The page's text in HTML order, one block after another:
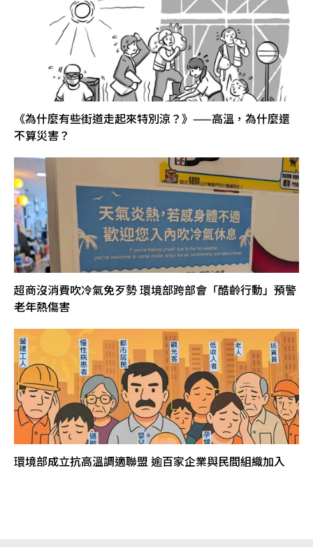
《為什麼有些街道走起來特別涼？》——高溫，為什麼還
不算災害？
超商沒消費吹冷氣免歹勢 環境部跨部會「酷齡行動」預警
老年熱傷害
環境部成立抗高溫調適聯盟 逾百家企業與民間組織加入